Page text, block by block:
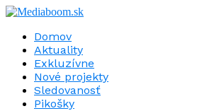
Domov
Aktuality
Exkluzívne
Nové projekty
Sledovanosť
Pikošky